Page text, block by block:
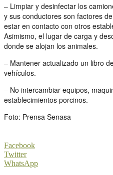
– Limpiar y desinfectar los
y sus conductores son factores
estar en contacto con otros
Asimismo, el lugar de carga y
donde se alojan los animales.
– Mantener actualizado un libro
vehículos.
– No intercambiar equipos,
establecimientos porcinos.
Foto: Prensa Senasa
Facebook
Twitter
WhatsApp